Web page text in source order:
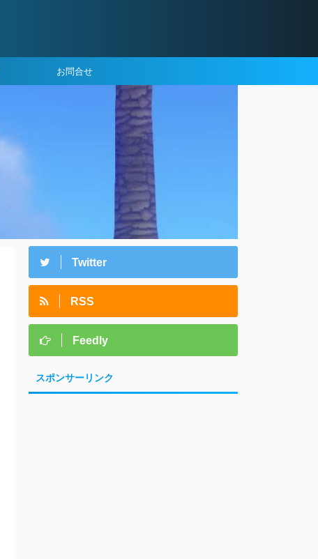
お問合せ
Twitter
RSS
Feedly
スポンサーリンク